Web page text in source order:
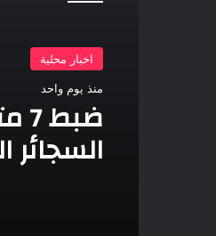
اخبار محلية
منذ يوم واحد
السجائر